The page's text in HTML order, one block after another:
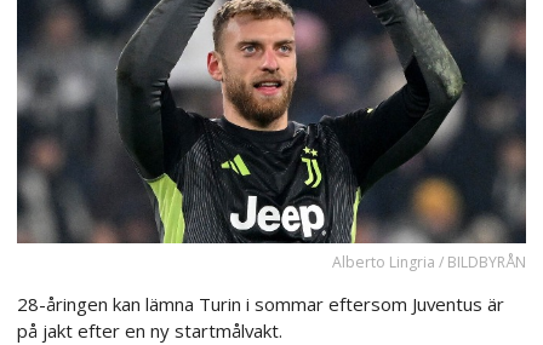
Alberto Lingria / BILDBYRÅN
28-åringen kan lämna Turin i sommar eftersom Juventus är
på jakt efter en ny startmålvakt.